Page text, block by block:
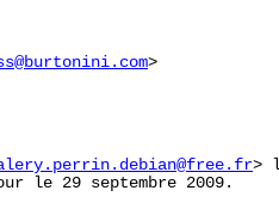
>
>
le 29 septembre 2009.